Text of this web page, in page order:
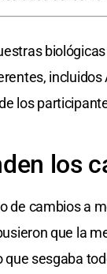
los
los
de cambios a
que la
que sesgaba